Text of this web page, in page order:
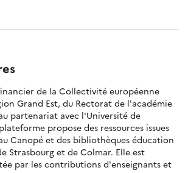
de la Collectivité européenne
Grand Est, du Rectorat de l'académie
partenariat avec l'Université de
propose des ressources issues
Canopé et des bibliothèques éducation
Strasbourg et de Colmar. Elle est
par les contributions d'enseignants et